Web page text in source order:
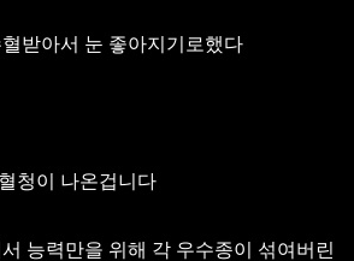
받아서 눈 좋아지기로했다
청이 나온겁니다
능력만을 위해 각 우수종이 섞여버린